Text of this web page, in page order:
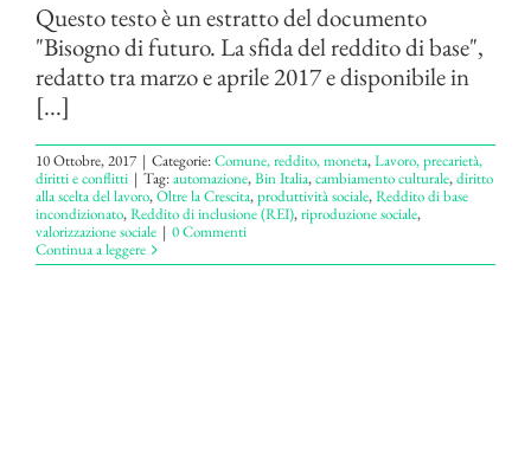
Questo testo è un estratto del documento
"Bisogno di futuro. La sfida del reddito di base",
redatto tra marzo e aprile 2017 e disponibile in
[...]
10 Ottobre, 2017 | Categorie:Comune, reddito, moneta,Lavoro, precarietà,
diritti e conflitti | Tag:automazione,Bin Italia,cambiamento culturale,diritto
alla scelta del lavoro,Oltre la Crescita,produttività sociale,Reddito di base
incondizionato,Reddito di inclusione (REI),riproduzione sociale,
valorizzazione sociale | 0 Commenti
Continua a leggere